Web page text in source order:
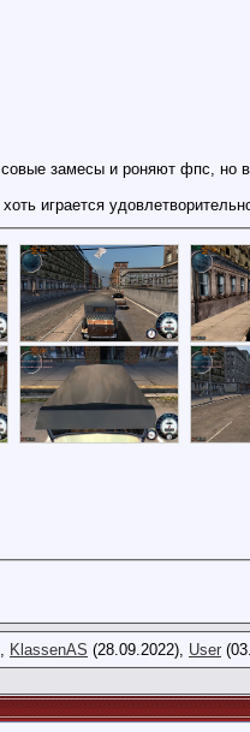
замесы и роняют фпс, но
играется
KlassenAS (28.09.2022), User